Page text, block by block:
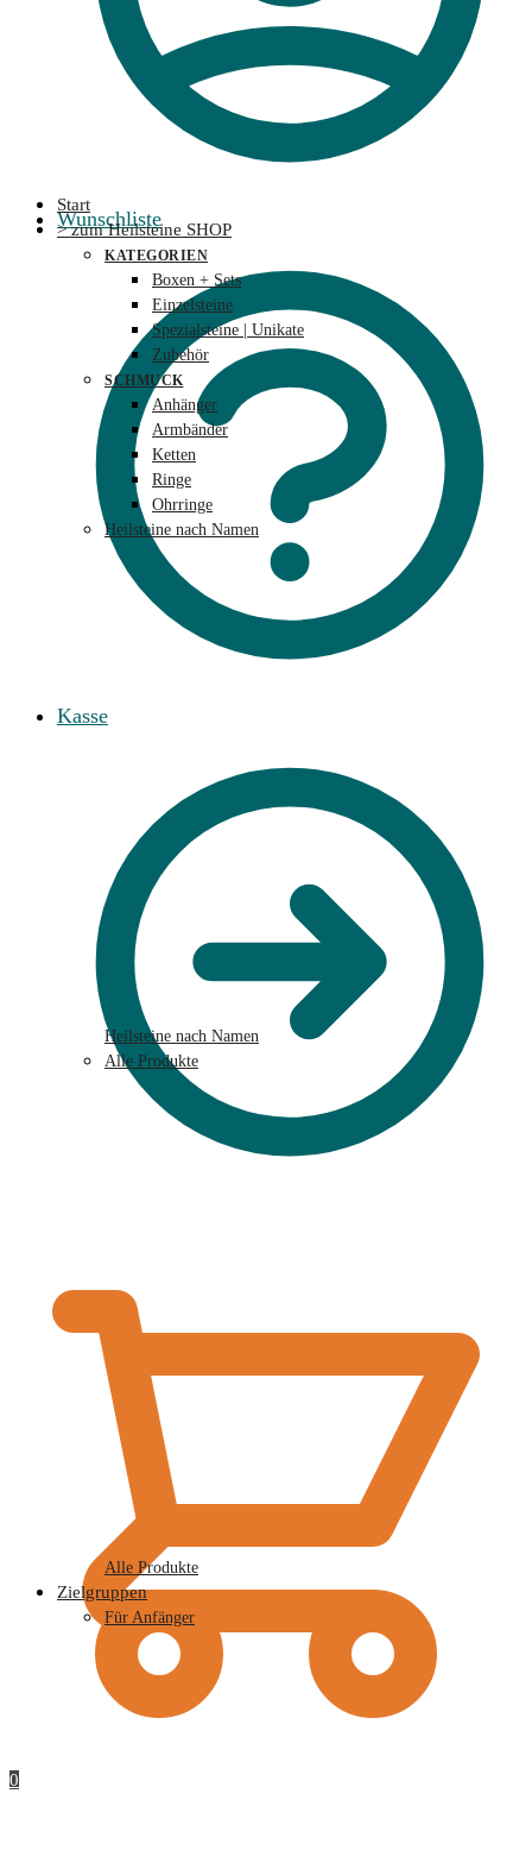
Wunschliste
Kasse
0
Start
> zum Heilsteine SHOP
KATEGORIEN
Boxen + Sets
Einzelsteine
Spezialsteine | Unikate
Zubehör
SCHMUCK
Anhänger
Armbänder
Ketten
Ringe
Ohrringe
Heilsteine nach Namen
Heilsteine nach Namen
Alle Produkte
Alle Produkte
Zielgruppen
Für Anfänger